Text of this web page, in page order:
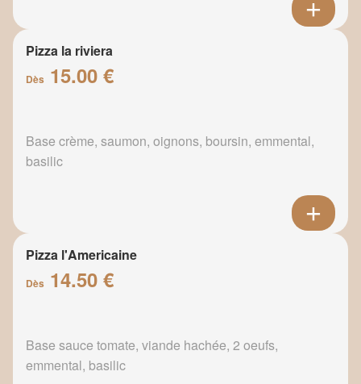
Pizza la riviera
Dès 15.00 €
Base crème, saumon, oignons, boursin, emmental,
basilic
Pizza l'Americaine
Dès 14.50 €
Base sauce tomate, viande hachée, 2 oeufs,
emmental, basilic